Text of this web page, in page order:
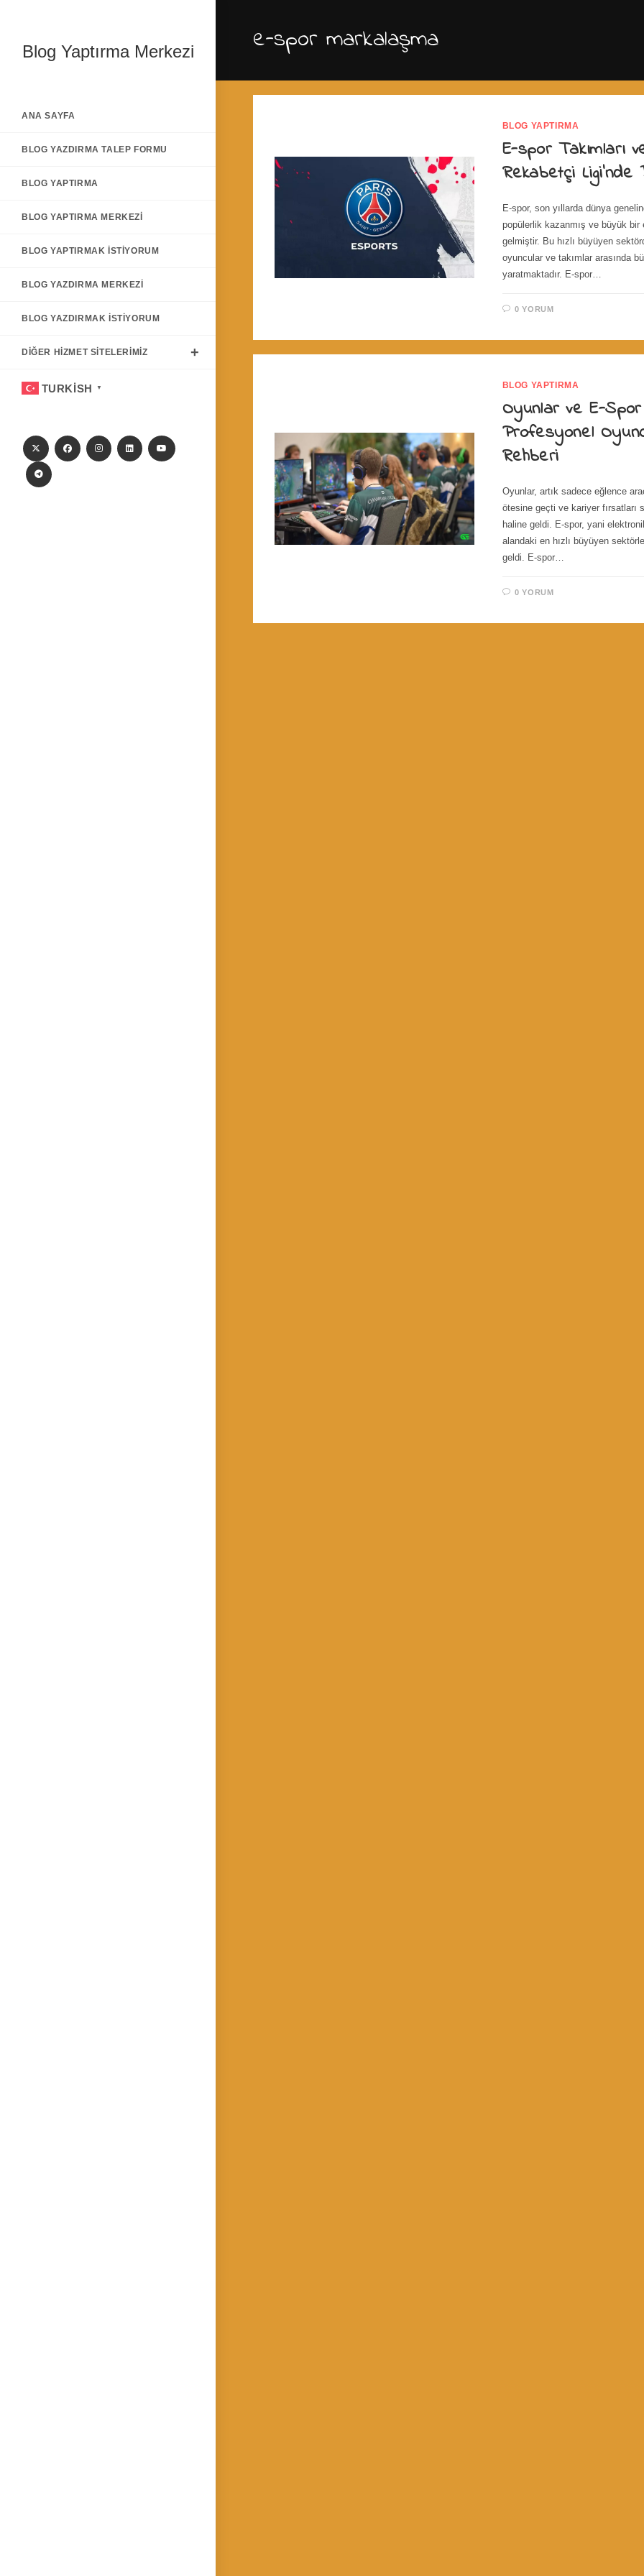
Blog Yaptırma Merkezi
ANA SAYFA
BLOG YAZDIRMA TALEP FORMU
BLOG YAPTIRMA
BLOG YAPTIRMA MERKEZI
BLOG YAPTIRMAK İSTIYORUM
BLOG YAZDIRMA MERKEZI
BLOG YAZDIRMAK İSTIYORUM
DIĞER HIZMET SITELERIMIZ
TURKISH ▼
e-spor markalaşma
BLOG YAPTIRMA
E-spor Takımları
Rekabetçi Ligi’nde
E-spor, son yıllarda dünya
popülerlik kazanmış ve büyük bir
gelmiştir. Bu hızlı büyüyen
oyuncular ve takımlar arasında
yaratmaktadır. E-spor…
0 YORUM
BLOG YAPTIRMA
Oyunlar ve E-
Profesyonel
Rehberi
Oyunlar, artık sadece eğlence
ötesine geçti ve kariyer fırsatları
haline geldi. E-spor, yani
alandaki en hızlı büyüyen
geldi. E-spor…
0 YORUM